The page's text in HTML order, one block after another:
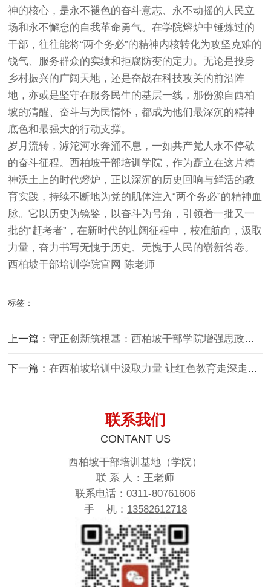
神的核心，是永不褪色的奋斗意志、永不动摇的人民立
场和永不懈怠的自我革命勇气。在学院熔炉中锤炼过的
干部，往往能将“两个务必”的精神内核转化为攻坚克难的
锐气、服务群众的实绩和拒腐防变的定力。无论是投身
乡村振兴的广阔天地，还是奋战在科技攻关的前沿阵
地，亦或是坚守在服务民生的基层一线，那份源自西柏
坡的清醒、奋斗与为民情怀，都成为他们最深沉的精神
底色和最强大的行动支撑。
岁月流转，滹沱河水奔涌不息，一如共产党人永不停歇
的奋斗征程。西柏坡干部培训学院，作为矗立在这片精
神沃土上的时代熔炉，正以深沉的历史回响与鲜活的教
育实践，持续不断地为党的肌体注入“两个务必”的精神血
脉。它以历史为镜鉴，以奋斗为号角，引领着一批又一
批的“赶考者”，在新时代的壮阔征程中，校准航向，汲取
力量，奋力书写无愧于历史、无愧于人民的崭新答卷。
西柏坡干部培训学院官网 陈老师
标签：
上一篇：守正创新筑根基：西柏坡干部学院增强思政引领力的路径构建
下一篇：在西柏坡培训中汲取力量 让红色教育走深走实入脑入心
联系我们
CONTANT US
西柏坡干部培训基地（学院）
联 系 人：王老师
联系电话：0311-80761606
手 机： 13582612718